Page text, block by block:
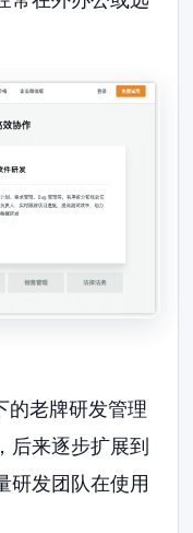
的老牌研发管理
后来逐步扩展到
研发团队在使用